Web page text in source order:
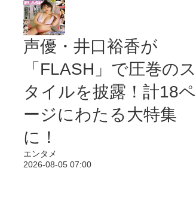
声優・井口裕香が
「FLASH」で圧巻のス
タイルを披露！計18ペ
ージにわたる大特集
に！
エンタメ
2026-08-05 07:00